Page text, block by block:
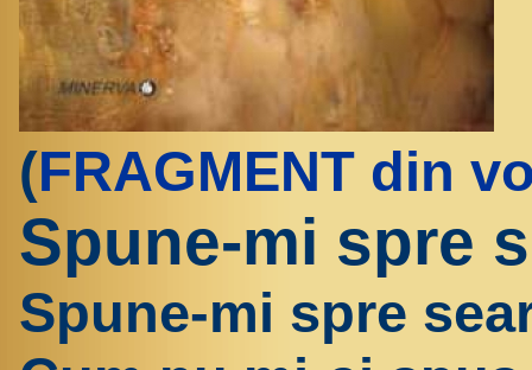
(FRAGMENT din
Spune-mi spre
Spune-mi spre